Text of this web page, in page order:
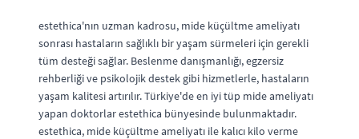
estethica'nın uzman kadrosu, mide küçültme ameliyatı
sonrası hastaların sağlıklı bir yaşam sürmeleri için gerekli
tüm desteği sağlar. Beslenme danışmanlığı, egzersiz
rehberliği ve psikolojik destek gibi hizmetlerle, hastaların
yaşam kalitesi artırılır. Türkiye'de en iyi tüp mide ameliyatı
yapan doktorlar estethica bünyesinde bulunmaktadır.
estethica, mide küçültme ameliyatı ile kalıcı kilo verme